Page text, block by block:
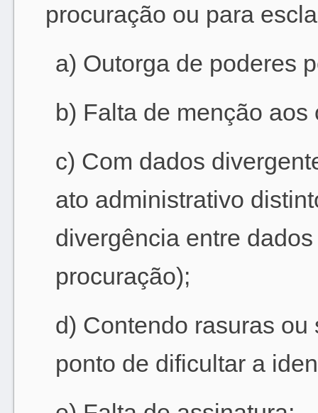
procuração ou para
a) Outorga de poderes
b) Falta de menção
c) Com dados
ato administrativo
divergência entre
procuração);
d) Contendo rasuras
ponto de dificultar a